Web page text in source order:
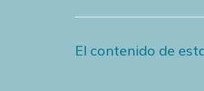
El contenido de